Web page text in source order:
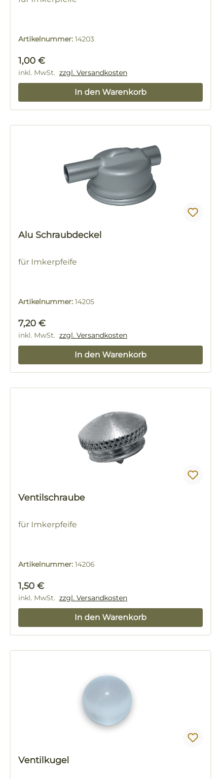
Artikelnummer: 14203
Regulärer Preis:
1,00 €
inkl. MwSt. zzgl. Versandkosten
In den Warenkorb
Alu Schraubdeckel
für Imkerpfeife
Artikelnummer: 14205
Regulärer Preis:
7,20 €
inkl. MwSt. zzgl. Versandkosten
In den Warenkorb
Ventilschraube
für Imkerpfeife
Artikelnummer: 14206
Regulärer Preis:
1,50 €
inkl. MwSt. zzgl. Versandkosten
In den Warenkorb
Ventilkugel